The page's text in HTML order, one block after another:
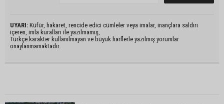
UYARI: Küfür, hakaret, rencide edici cümleler veya imalar, inançlara saldırı
içeren, imla kuralları ile yazılmamış,
Türkçe karakter kullanılmayan ve büyük harflerle yazılmış yorumlar
onaylanmamaktadır.